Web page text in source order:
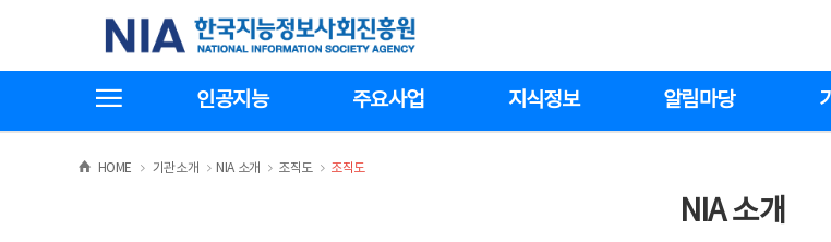
기
한국지능정보사회진흥원
인공지능 주요사업 지식정보 알림마당
HOME >
기관소개 >NIA 소개 >
조직도 >
조직도
NIA 소개